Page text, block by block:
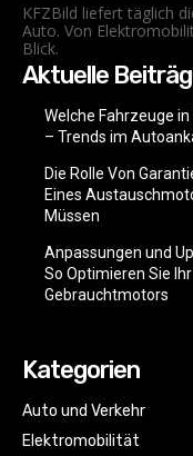
KFZBild liefert täglich
Auto. Von
Blick.
Aktuelle
Welche Fahrzeuge
– Trends im
Die Rolle Von
Eines
Müssen
Anpassungen und
So Optimieren Sie
Gebrauchtmotors
Kategorien
Auto und Verkehr
Elektromobilität